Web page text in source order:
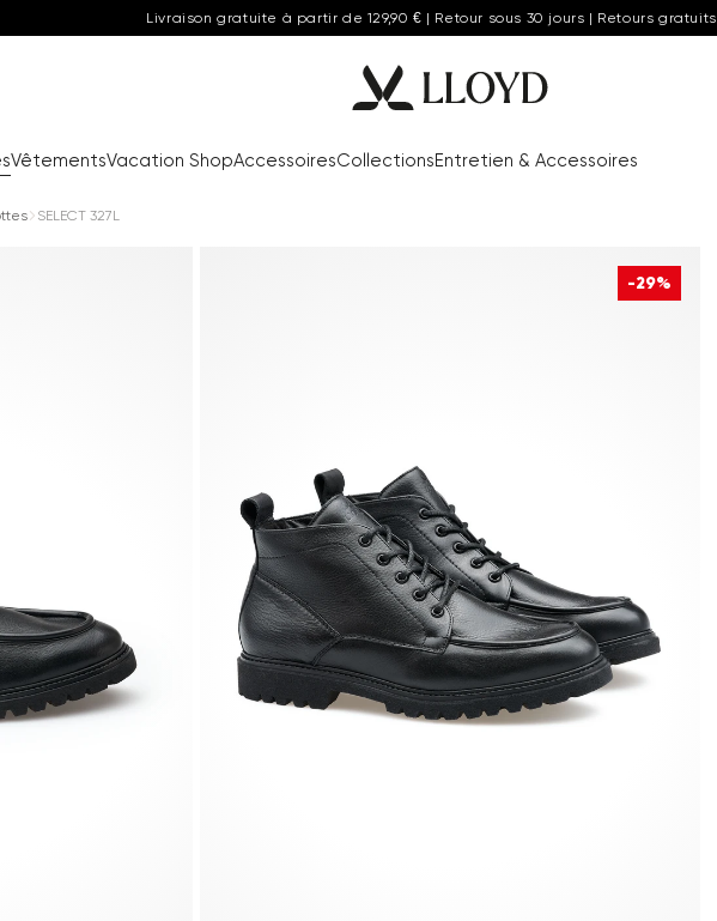
Livraison gratuite à partir de 129,90 € | Retour sous 30 jours | Retours gratuits
VêtementsVacation ShopAccessoiresCollectionsEntretien & Accessoires
SELECT 327L
-29%